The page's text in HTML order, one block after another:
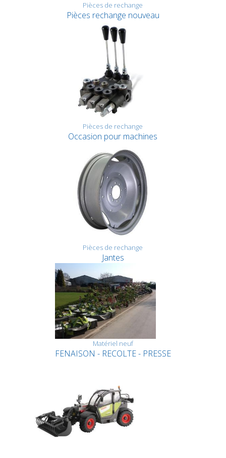
Pièces de rechange
Pièces rechange nouveau
Pièces de rechange
Occasion pour machines
Pièces de rechange
Jantes
Matériel neuf
FENAISON - RECOLTE - PRESSE